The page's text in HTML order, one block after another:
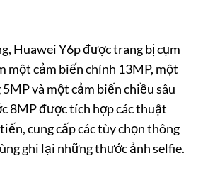
Huawei Y6p được trang bị cụm
một cảm biến chính 13MP, một
và một cảm biến chiều sâu
8MP được tích hợp các thuật
cung cấp các tùy chọn thông
ghi lại những thước ảnh selfie.